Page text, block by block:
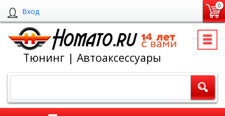
Вход
0
Тюнинг | Автоаксессуары